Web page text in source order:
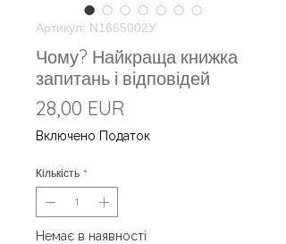
Артикул: N1665002У
Чому? Найкраща книжка
запитань і відповідей
28,00 EUR
Включено Податок
Кількість *
Немає в наявності